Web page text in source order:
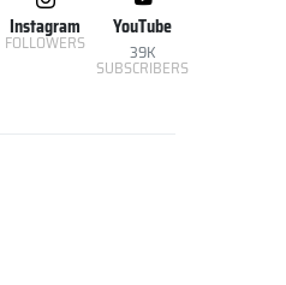
Instagram
FOLLOWERS
YouTube
39K
SUBSCRIBERS